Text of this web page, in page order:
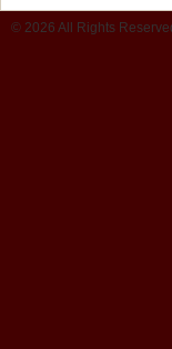
© 2026 All Rights